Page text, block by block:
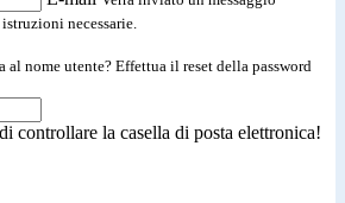
necessarie.
al nome utente? Effettua il reset della password
controllare la casella di posta elettronica!